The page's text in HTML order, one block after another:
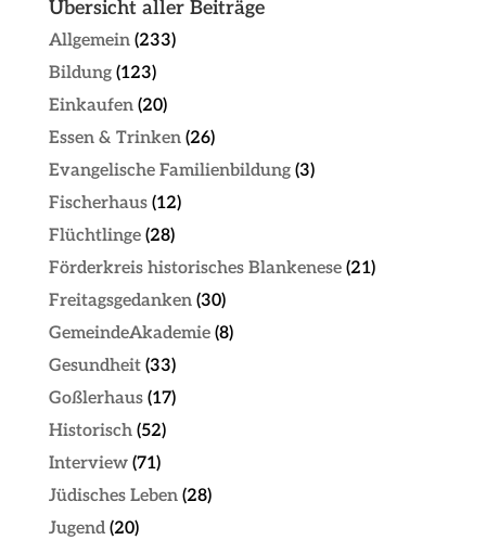
Übersicht aller Beiträge
Allgemein(233)
Bildung(123)
Einkaufen(20)
Essen & Trinken(26)
Evangelische Familienbildung(3)
Fischerhaus(12)
Flüchtlinge(28)
Förderkreis historisches Blankenese(21)
Freitagsgedanken(30)
GemeindeAkademie(8)
Gesundheit(33)
Goßlerhaus(17)
Historisch(52)
Interview(71)
Jüdisches Leben(28)
Jugend(20)